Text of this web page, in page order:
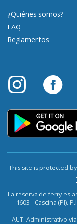
¿Quiénes somos?
FAQ
Reglamentos
This site is protected
La reserva de ferry es
1603 - Cascina (PI).
AUT. Administrativo